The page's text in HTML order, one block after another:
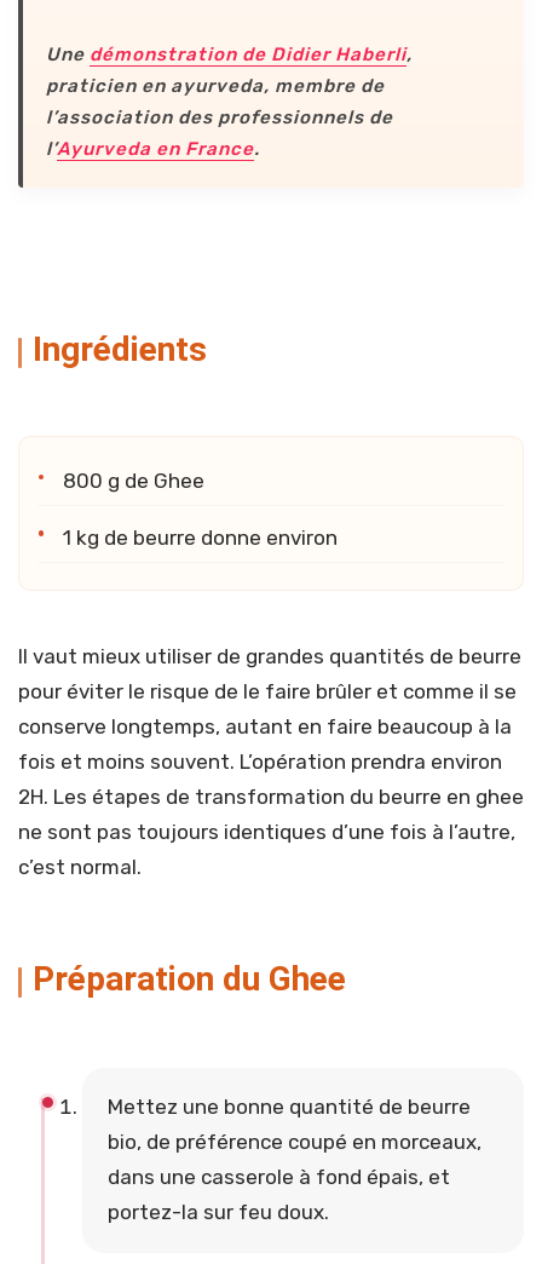
Une démonstration de Didier Haberli,
praticien en ayurveda, membre de
l’association des professionnels de
l’Ayurveda en France.
Ingrédients
800 g de Ghee
1 kg de beurre donne environ
Il vaut mieux utiliser de grandes quantités de beurre
pour éviter le risque de le faire brûler et comme il se
conserve longtemps, autant en faire beaucoup à la
fois et moins souvent. L’opération prendra environ
2H. Les étapes de transformation du beurre en ghee
ne sont pas toujours identiques d’une fois à l’autre,
c’est normal.
Préparation du Ghee
Mettez une bonne quantité de beurre
bio, de préférence coupé en morceaux,
dans une casserole à fond épais, et
portez-la sur feu doux.